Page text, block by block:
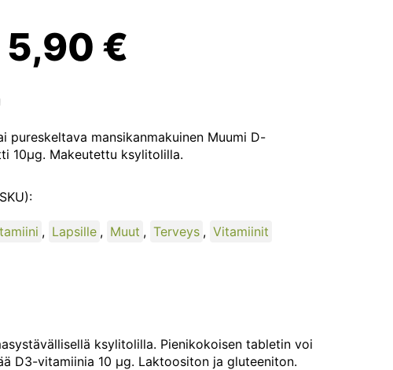
Alkuperäinen
oli:
6,50 €.
5,90 €
on:
pureskeltava mansikanmakuinen Muumi D-
10µg. Makeutettu ksylitolilla.
, Lapsille , Muut , Terveys , Vitamiinit
ksylitolilla. Pienikokoisen tabletin voi
D3-vitamiinia 10 µg. Laktoositon ja gluteeniton.